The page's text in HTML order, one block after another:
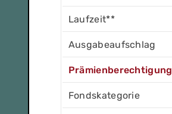
Laufzeit**
Ausgabeaufschlag
Prämienberechtigung
Fondskategorie